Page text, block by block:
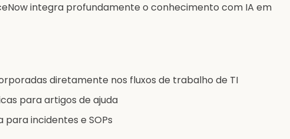
integra profundamente o conhecimento com IA em
diretamente nos fluxos de trabalho de TI
para artigos de ajuda
incidentes e SOPs